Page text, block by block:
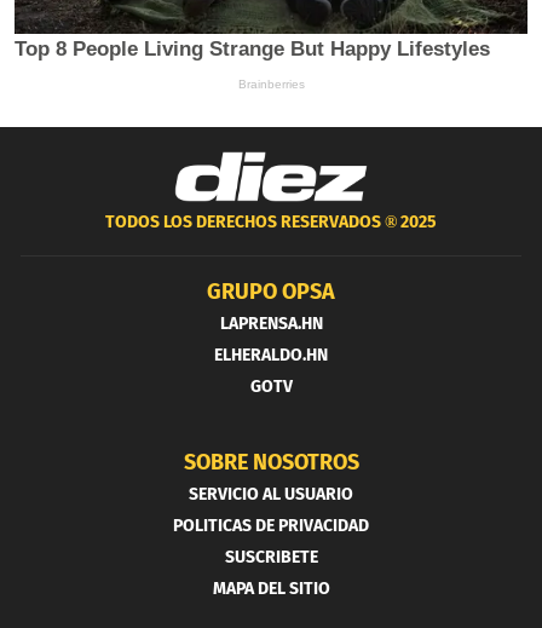
TODOS LOS DERECHOS RESERVADOS ®2025
GRUPO OPSA
LAPRENSA.HN
ELHERALDO.HN
GOTV
SOBRE NOSOTROS
SERVICIO AL USUARIO
POLITICAS DE PRIVACIDAD
SUSCRIBETE
MAPA DEL SITIO